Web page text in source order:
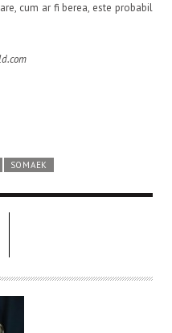
cum ar fi berea, este probabil
SOMAEK